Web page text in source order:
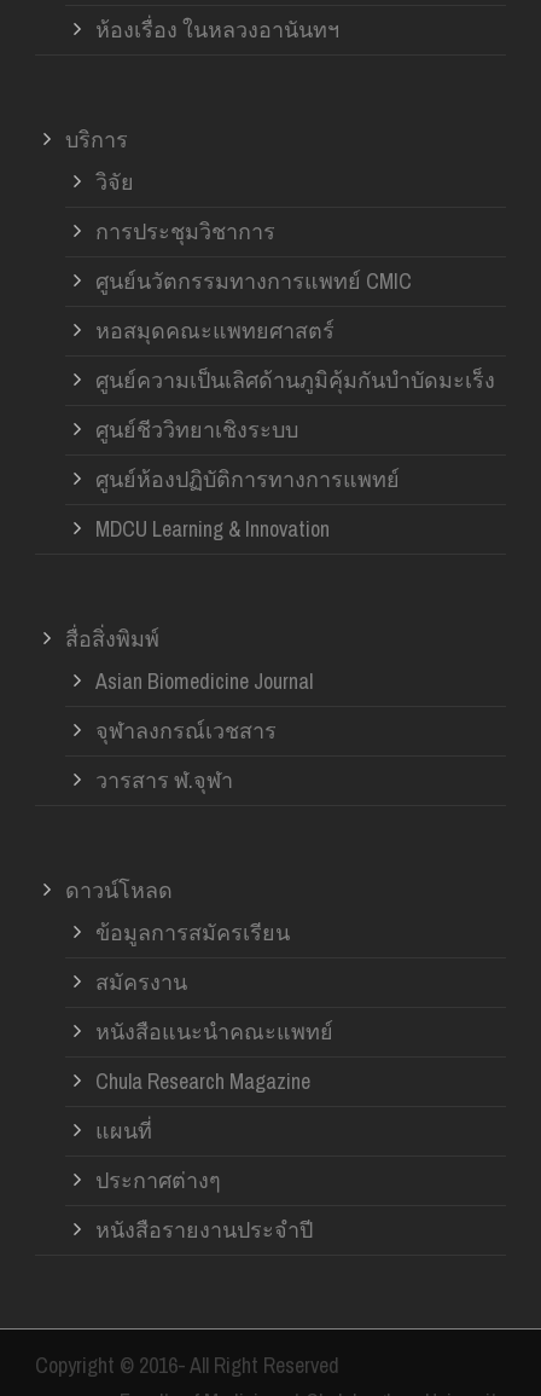
ห้องเรื่อง ในหลวงอานันทฯ
บริการ
วิจัย
การประชุมวิชาการ
ศูนย์นวัตกรรมทางการแพทย์ CMIC
หอสมุดคณะแพทยศาสตร์
ศูนย์ความเป็นเลิศด้านภูมิคุ้มกันบำบัดมะเร็ง
ศูนย์ชีววิทยาเชิงระบบ
ศูนย์ห้องปฏิบัติการทางการแพทย์
MDCU Learning & Innovation
สื่อสิ่งพิมพ์
Asian Biomedicine Journal
จุฬาลงกรณ์เวชสาร
วารสาร ฬ.จุฬา
ดาวน์โหลด
ข้อมูลการสมัครเรียน
สมัครงาน
หนังสือแนะนำคณะแพทย์
Chula Research Magazine
แผนที่
ประกาศต่างๆ
หนังสือรายงานประจำปี
Copyright © 2016- All Right Reserved